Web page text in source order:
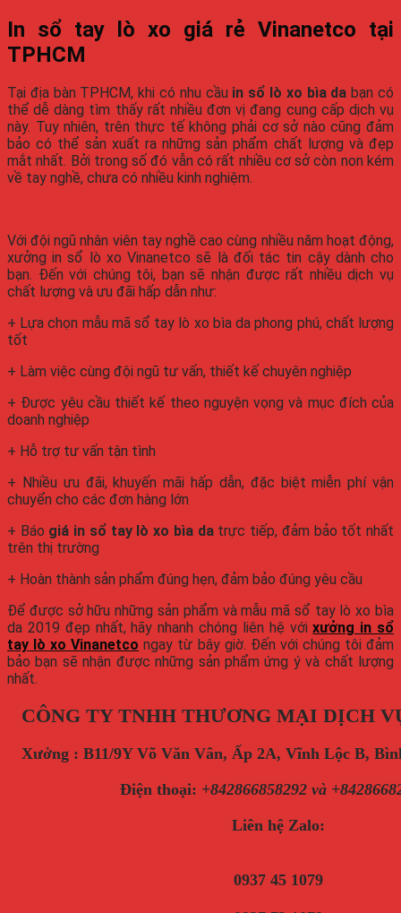
In sổ tay lò xo giá rẻ Vinanetco tại
TPHCM
Tại địa bàn TPHCM, khi có nhu cầu in sổ lò xo bìa da bạn có
thể dễ dàng tìm thấy rất nhiều đơn vị đang cung cấp dịch vụ
này. Tuy nhiên, trên thực tế không phải cơ sở nào cũng đảm
bảo có thể sản xuất ra những sản phẩm chất lượng và đẹp
mắt nhất. Bởi trong số đó vẫn có rất nhiều cơ sở còn non kém
về tay nghề, chưa có nhiều kinh nghiệm.
Với đội ngũ nhân viên tay nghề cao cùng nhiều năm hoạt động,
xưởng in sổ lò xo Vinanetco sẽ là đối tác tin cậy dành cho
bạn. Đến với chúng tôi, bạn sẽ nhận được rất nhiều dịch vụ
chất lượng và ưu đãi hấp dẫn như:
+ Lựa chọn mẫu mã sổ tay lò xo bìa da phong phú, chất lượng
tốt
+ Làm việc cùng đội ngũ tư vấn, thiết kế chuyên nghiệp
+ Được yêu cầu thiết kế theo nguyện vọng và mục đích của
doanh nghiệp
+ Hỗ trợ tư vấn tận tình
+ Nhiều ưu đãi, khuyến mãi hấp dẫn, đặc biệt miễn phí vận
chuyển cho các đơn hàng lớn
+ Báo giá in sổ tay lò xo bìa datrực tiếp, đảm bảo tốt nhất
trên thị trường
+ Hoàn thành sản phẩm đúng hẹn, đảm bảo đúng yêu cầu
Để được sở hữu những sản phẩm và mẫu mã sổ tay lò xo bìa
da 2019 đẹp nhất, hãy nhanh chóng liên hệ vớixưởng in sổ
tay lò xo Vinanetco ngay từ bây giờ. Đến với chúng tôi đảm
bảo bạn sẽ nhận được những sản phẩm ứng ý và chất lượng
nhất.
CÔNG TY TNHH THƯƠNG MẠI DỊCH
Xưởng : B11/9Y Võ Văn Vân, Ấp 2A, Vĩnh Lộc B,
Điện thoại: +842866858292 và
Liên hệ Zalo:
0937 45 1079